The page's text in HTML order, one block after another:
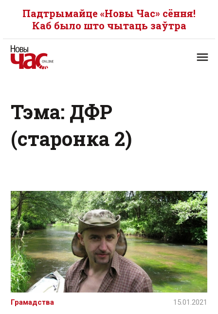
Падтрымайце «Новы Час» сёння!
Каб было што чытаць заўтра
Тэма: ДФР
(старонка 2)
Грамадства 15.01.2021